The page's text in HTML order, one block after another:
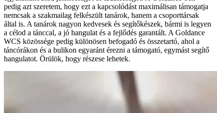
pedig azt szeretem, hogy ezt a kapcsolódást maximálisan támogatja
nemcsak a szakmailag felkészült tanárok, hanem a csoporttársak
által is. A tanárok nagyon kedvesek és segítőkészek, bármi is legyen
a célod a tánccal, a jó hangulat és a fejlődés garantált. A Goldance
WCS közössége pedig különösen befogadó és összetartó, ahol a
táncórákon és a bulikon egyaránt érezni a támogató, egymást segítő
hangulatot. Örülök, hogy részese lehetek.